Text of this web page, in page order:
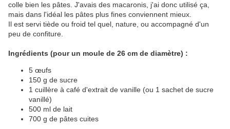
colle bien les pâtes. J'avais des macaronis, j'ai donc utilisé ça,
mais dans l'idéal les pâtes plus fines conviennent mieux.
Il est servi tiède ou froid tel quel, nature, ou accompagné d'un
peu de confiture.
Ingrédients (pour un moule de 26 cm de diamètre) :
5 œufs
150 g de sucre
1 cuillère à café d'extrait de vanille (ou 1 sachet de sucre
vanillé)
500 ml de lait
700 g de pâtes cuites